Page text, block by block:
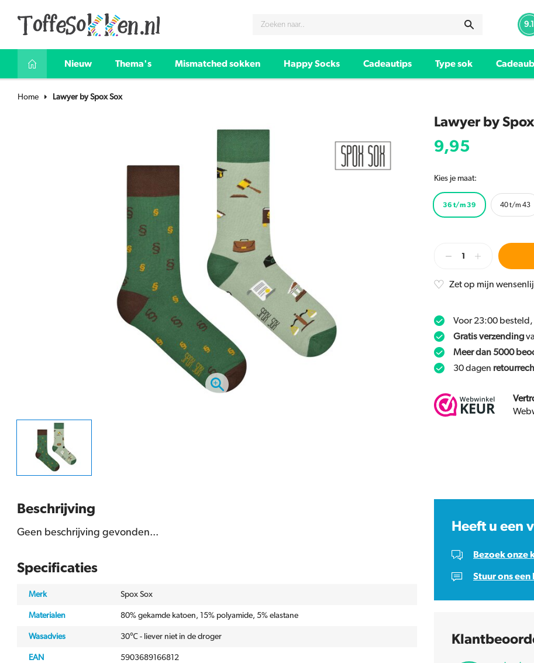
9.1
Nieuw Thema's Mismatched sokken Happy Socks Cadeautips Type sok
Home Lawyer by Spox Sox
Lawyer by
9,95
Kies je maat:
36 t/m 39 40 t/m 43
Zet op mijn
Voor 23:00
Gratis verzending
Meer dan 5000
30 dagen
Beschrijving
Geen beschrijving gevonden...
Specificaties
Merk Spox Sox
Materialen 80% gekamde katoen, 15% polyamide, 5% elastane
Wasadvies 30℃ - liever niet in de droger
EAN 5903689166812
Heeft u een
Bezoek onze
Stuur ons een